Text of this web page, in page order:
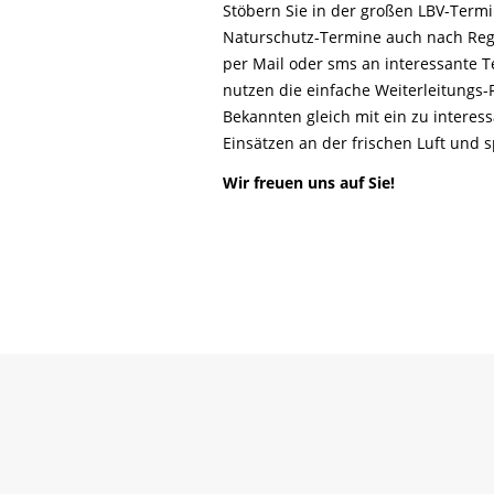
bestellen
Life-Natur-Projekte
Auffangstation
International
Stöbern Sie in der großen LBV-
Naturschutz-Termine auch nach
per Mail oder sms an interessante
nutzen die einfache
Bekannten gleich mit ein zu
Einsätzen an der frischen Luft und
Wir freuen uns auf Sie!